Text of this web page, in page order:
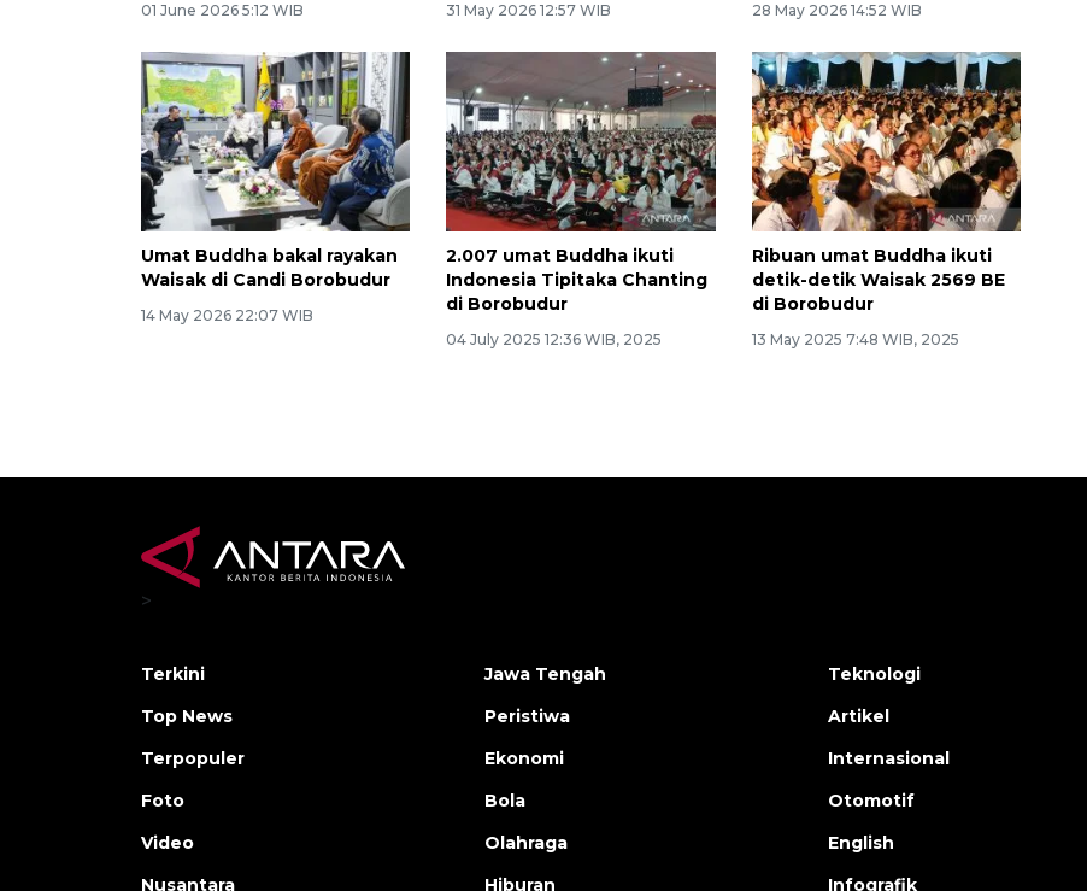
01 June 2026 5:12 WIB 31 May 2026 12:57 WIB 28 May 2026 14:52 WIB
Umat Buddha bakal rayakan
Waisak di Candi Borobudur
14 May 2026 22:07 WIB
2.007 umat Buddha ikuti
Indonesia Tipitaka Chanting
di Borobudur
04 July 2025 12:36 WIB, 2025
Ribuan umat Buddha ikuti
detik-detik Waisak 2569 BE
di Borobudur
13 May 2025 7:48 WIB, 2025
>
Terkini
Top News
Terpopuler
Foto
Video
Nusantara
Jawa Tengah
Peristiwa
Ekonomi
Bola
Olahraga
Hiburan
Teknologi
Artikel
Internasional
Otomotif
English
Infografik